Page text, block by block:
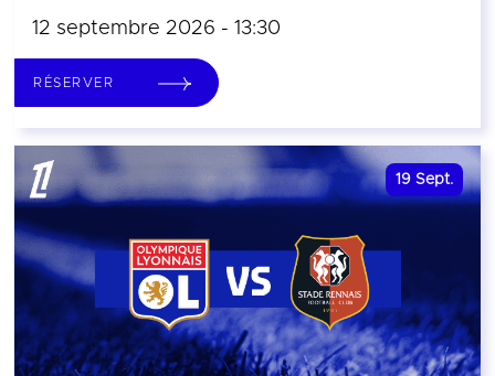
12 septembre 2026 - 13:30
RÉSERVER
19 Sept.